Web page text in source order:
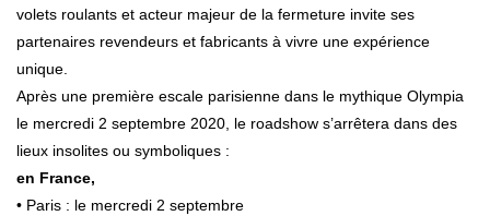
volets roulants et acteur majeur de la fermeture invite ses
partenaires revendeurs et fabricants à vivre une expérience
unique.
Après une première escale parisienne dans le mythique Olympia
le mercredi 2 septembre 2020, le roadshow s’arrêtera dans des
lieux insolites ou symboliques :
en France,
• Paris : le mercredi 2 septembre